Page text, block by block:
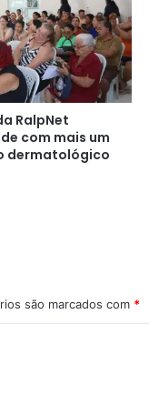
RalpNet
com mais um
dermatológico
são marcados com *